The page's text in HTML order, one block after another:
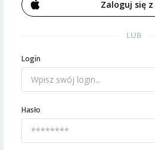
Zaloguj się z
LUB
Login
Hasło